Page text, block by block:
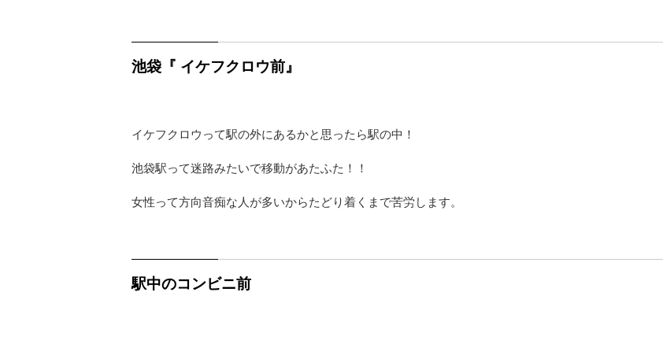
池袋『 イケフクロウ前』
イケフクロウって駅の外にあるかと思ったら駅の中！
池袋駅って迷路みたいで移動があたふた！！
女性って方向音痴な人が多いからたどり着くまで苦労します。
駅中のコンビニ前